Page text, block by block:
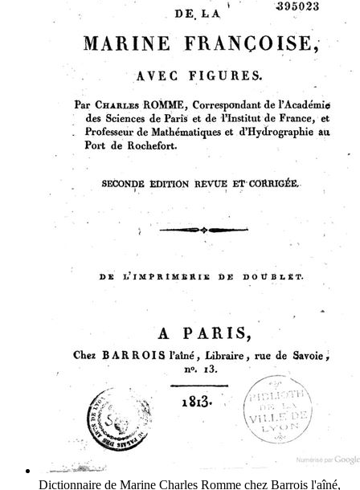
Dictionnaire de Marine Charles Romme chez Barrois l'aîné,